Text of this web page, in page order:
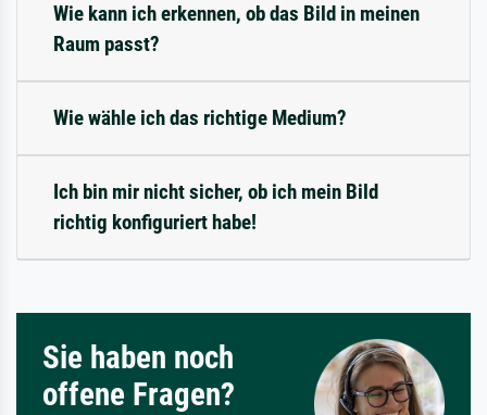
Wie kann ich erkennen, ob das Bild in meinen
Raum passt?
Wie wähle ich das richtige Medium?
Ich bin mir nicht sicher, ob ich mein Bild
richtig konfiguriert habe!
Sie haben noch
offene Fragen?